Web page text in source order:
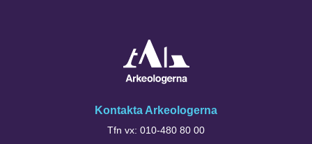
Kontakta Arkeologerna
Tfn vx: 010-480 80 00